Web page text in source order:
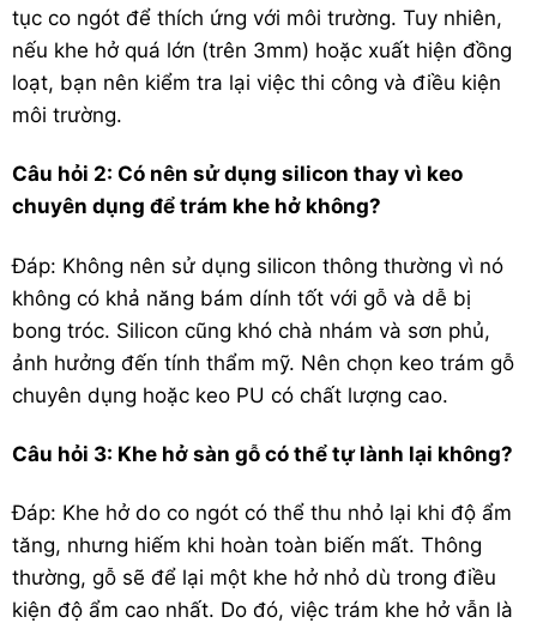
tục co ngót để thích ứng với môi trường. Tuy nhiên,
nếu khe hở quá lớn (trên 3mm) hoặc xuất hiện đồng
loạt, bạn nên kiểm tra lại việc thi công và điều kiện
môi trường.
Câu hỏi 2: Có nên sử dụng silicon thay vì keo
chuyên dụng để trám khe hở không?
Đáp: Không nên sử dụng silicon thông thường vì nó
không có khả năng bám dính tốt với gỗ và dễ bị
bong tróc. Silicon cũng khó chà nhám và sơn phủ,
ảnh hưởng đến tính thẩm mỹ. Nên chọn keo trám gỗ
chuyên dụng hoặc keo PU có chất lượng cao.
Câu hỏi 3: Khe hở sàn gỗ có thể tự lành lại không?
Đáp: Khe hở do co ngót có thể thu nhỏ lại khi độ ẩm
tăng, nhưng hiếm khi hoàn toàn biến mất. Thông
thường, gỗ sẽ để lại một khe hở nhỏ dù trong điều
kiện độ ẩm cao nhất. Do đó, việc trám khe hở vẫn là